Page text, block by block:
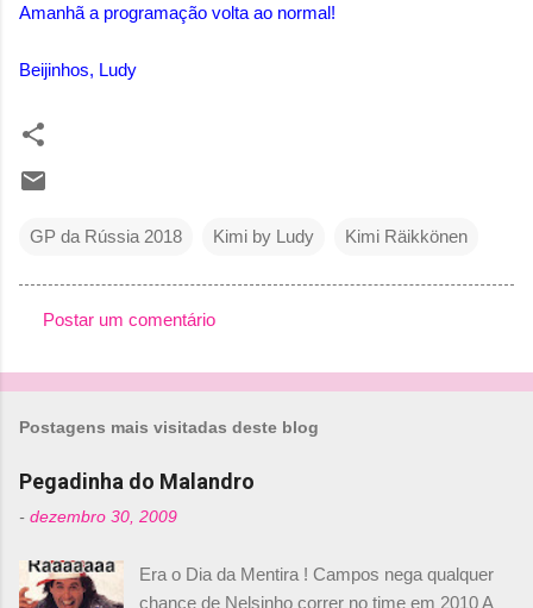
Amanhã a programação volta ao normal!
Beijinhos, Ludy
GP da Rússia 2018 Kimi by Ludy Kimi Räikkönen
o
n
t
r
Postar um comentário
Postagens mais visitadas deste blog
Pegadinha do Malandro
- dezembro 30, 2009
Era o Dia da Mentira ! Campos nega qualquer
chance de Nelsinho correr no time em 2010 A